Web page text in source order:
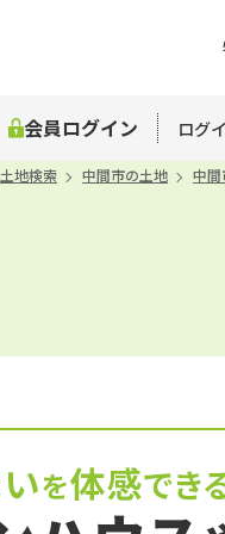
会員ログイン ログ
土地検索 中間市の土地 中間